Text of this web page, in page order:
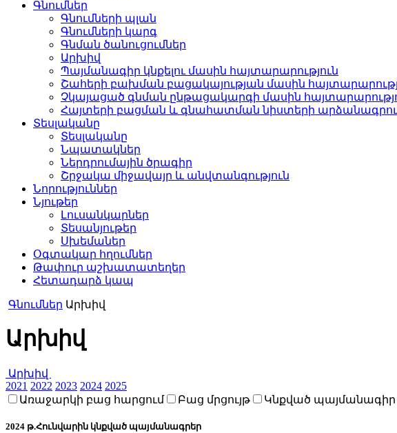
Գնումներ
Գնումների պլան
Գնումների կարգ
Գնման ծանուցումներ
Արխիվ
Պայմանագիր կնքելու մասին հայտարարություն
Շահերի բախման բացակայության մասին
Չկայացած գնման ընթացակարգի մասին
Հայտերի բացման և գնահատման նիստերի
Տեսլականը
Տեսլականը
Նպատակներ
Ներդրումային ծրագիր
Շրջակա միջավայր և անվտանգություն
Նորություններ
Նյութեր
Լուսանկարներ
Տեսանյութեր
Սխեմաներ
Օգտակար հղումներ
Թափուր աշխատատեղեր
Հետադարձ կապ
Գնումներ Արխիվ
Արխիվ
Արխիվ
2021 2022 2023 2024 2025
Առաջարկի բաց հարցում
Բաց մրցույթ Կնքված պայմանագիր
2024 թ.Հունվարին կնքված պայմանագրեր